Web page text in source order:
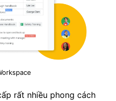
rất nhiều phong cách